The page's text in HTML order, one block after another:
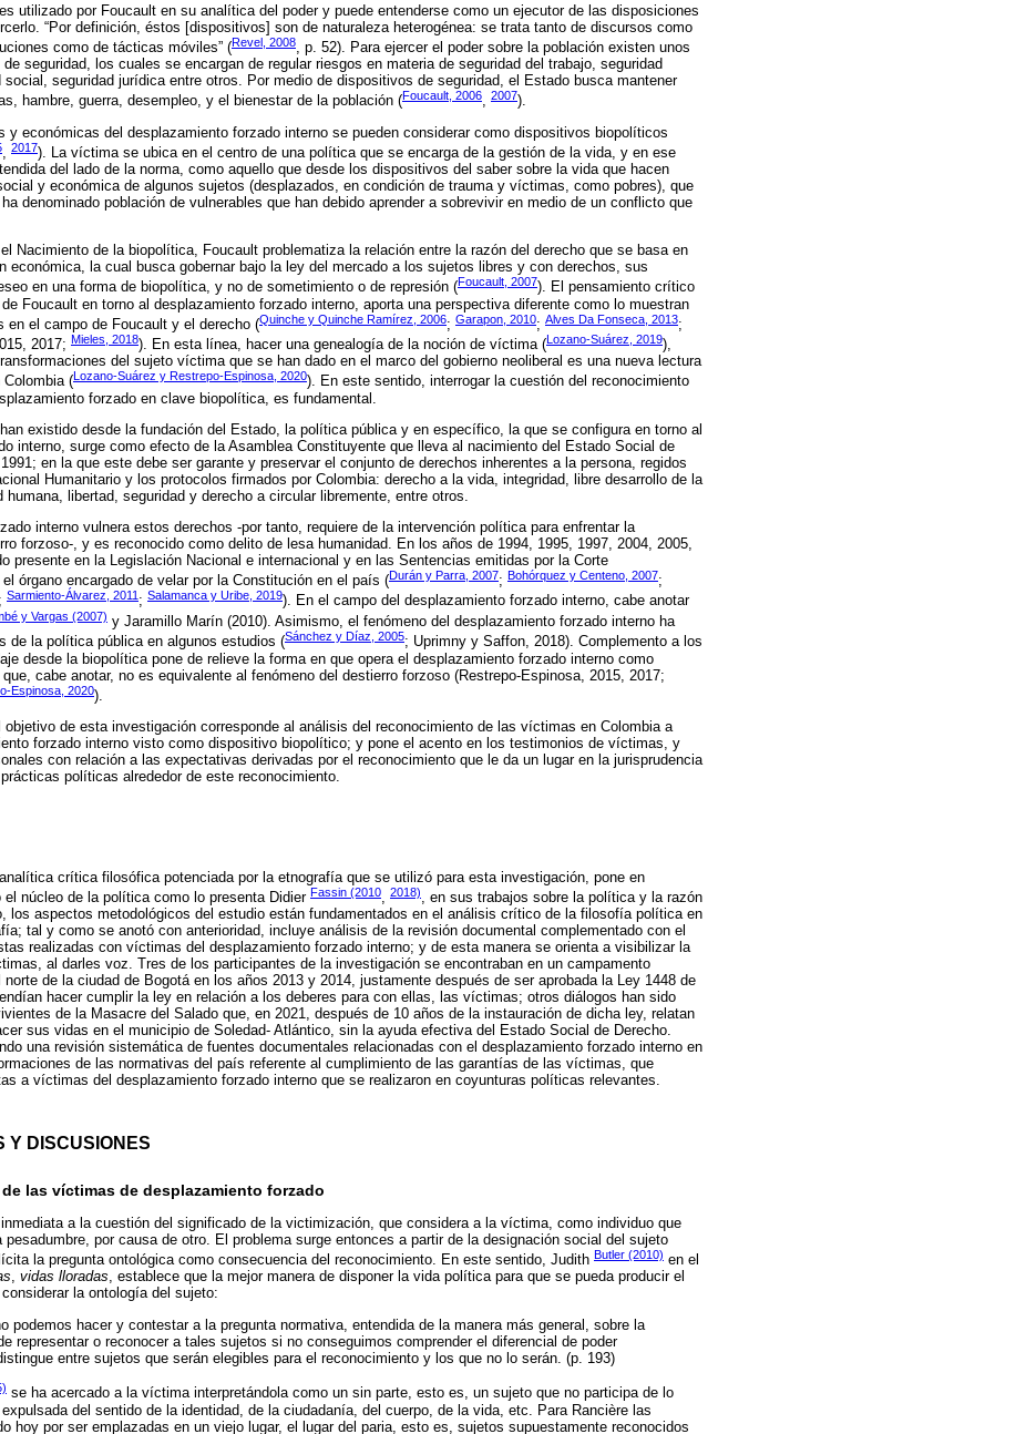
utilizado por Foucault en su analítica del poder y puede entenderse como un ejecutor de las disposiciones
“Por definición, éstos [dispositivos] son de naturaleza heterogénea: se trata tanto de discursos como
como de tácticas móviles” (Revel, 2008
, p. 52). Para ejercer el poder sobre la población existen unos
seguridad, los cuales se encargan de regular riesgos en materia de seguridad del trabajo, seguridad
social, seguridad jurídica entre otros. Por medio de dispositivos de seguridad, el Estado busca mantener
hambre, guerra, desempleo, y el bienestar de la población (Foucault, 2006, 2007).
y económicas del desplazamiento forzado interno se pueden considerar como dispositivos biopolíticos
2017). La víctima se ubica en el centro de una política que se encarga de la gestión de la vida, y en ese
del lado de la norma, como aquello que desde los dispositivos del saber sobre la vida que hacen
y económica de algunos sujetos (desplazados, en condición de trauma y víctimas, como pobres), que
denominado población de vulnerables que han debido aprender a sobrevivir en medio de un conflicto que
Nacimiento de la biopolítica, Foucault problematiza la relación entre la razón del derecho que se basa en
económica, la cual busca gobernar bajo la ley del mercado a los sujetos libres y con derechos, sus
en una forma de biopolítica, y no de sometimiento o de represión (Foucault, 2007). El pensamiento crítico
Foucault en torno al desplazamiento forzado interno, aporta una perspectiva diferente como lo muestran
en el campo de Foucault y el derecho (Quinche y Quinche Ramírez, 2006; Garapon, 2010; Alves Da Fonseca, 2013;
2017; Mieles, 2018). En esta línea, hacer una genealogía de la noción de víctima (Lozano-Suárez, 2019),
del sujeto víctima que se han dado en el marco del gobierno neoliberal es una nueva lectura
( Lozano-Suárez y Restrepo-Espinosa, 2020). En este sentido, interrogar la cuestión del reconocimiento
forzado en clave biopolítica, es fundamental.
existido desde la fundación del Estado, la política pública y en específico, la que se configura en torno al
interno, surge como efecto de la Asamblea Constituyente que lleva al nacimiento del Estado Social de
en la que este debe ser garante y preservar el conjunto de derechos inherentes a la persona, regidos
Humanitario y los protocolos firmados por Colombia: derecho a la vida, integridad, libre desarrollo de la
humana, libertad, seguridad y derecho a circular libremente, entre otros.
interno vulnera estos derechos -por tanto, requiere de la intervención política para enfrentar la
forzoso-, y es reconocido como delito de lesa humanidad. En los años de 1994, 1995, 1997, 2004, 2005,
presente en la Legislación Nacional e internacional y en las Sentencias emitidas por la Corte
órgano encargado de velar por la Constitución en el país (Durán y Parra, 2007; Bohórquez y Centeno, 2007;
; Sarmiento-Álvarez, 2011; Salamanca y Uribe, 2019). En el campo del desplazamiento forzado interno, cabe anotar
y Vargas (2007) y Jaramillo Marín (2010). Asimismo, el fenómeno del desplazamiento forzado interno ha
de la política pública en algunos estudios (Sánchez y Díaz, 2005; Uprimny y Saffon, 2018). Complemento a los
desde la biopolítica pone de relieve la forma en que opera el desplazamiento forzado interno como
cabe anotar, no es equivalente al fenómeno del destierro forzoso (Restrepo-Espinosa, 2015, 2017;
Espinosa, 2020).
objetivo de esta investigación corresponde al análisis del reconocimiento de las víctimas en Colombia a
forzado interno visto como dispositivo biopolítico; y pone el acento en los testimonios de víctimas, y
con relación a las expectativas derivadas por el reconocimiento que le da un lugar en la jurisprudencia
políticas alrededor de este reconocimiento.
crítica filosófica potenciada por la etnografía que se utilizó para esta investigación, pone en
núcleo de la política como lo presenta Didier Fassin (2010 2018)
, en sus trabajos sobre la política y la razón
los aspectos metodológicos del estudio están fundamentados en el análisis crítico de la filosofía política en
tal y como se anotó con anterioridad, incluye análisis de la revisión documental complementado con el
realizadas con víctimas del desplazamiento forzado interno; y de esta manera se orienta a visibilizar la
al darles voz. Tres de los participantes de la investigación se encontraban en un campamento
de la ciudad de Bogotá en los años 2013 y 2014, justamente después de ser aprobada la Ley 1448 de
hacer cumplir la ley en relación a los deberes para con ellas, las víctimas; otros diálogos han sido
de la Masacre del Salado que, en 2021, después de 10 años de la instauración de dicha ley, relatan
sus vidas en el municipio de Soledad- Atlántico, sin la ayuda efectiva del Estado Social de Derecho.
una revisión sistemática de fuentes documentales relacionadas con el desplazamiento forzado interno en
de las normativas del país referente al cumplimiento de las garantías de las víctimas, que
a víctimas del desplazamiento forzado interno que se realizaron en coyunturas políticas relevantes.
Y DISCUSIONES
las víctimas de desplazamiento forzado
a la cuestión del significado de la victimización, que considera a la víctima, como individuo que
pesadumbre, por causa de otro. El problema surge entonces a partir de la designación social del sujeto
la pregunta ontológica como consecuencia del reconocimiento. En este sentido, Judith Butler (2010) en el
, vidas lloradas, establece que la mejor manera de disponer la vida política para que se pueda producir el
la ontología del sujeto:
podemos hacer y contestar a la pregunta normativa, entendida de la manera más general, sobre la
representar o reconocer a tales sujetos si no conseguimos comprender el diferencial de poder
entre sujetos que serán elegibles para el reconocimiento y los que no lo serán. (p. 193)
se ha acercado a la víctima interpretándola como un sin parte, esto es, un sujeto que no participa de lo
del sentido de la identidad, de la ciudadanía, del cuerpo, de la vida, etc. Para Rancière las
hoy por ser emplazadas en un viejo lugar, el lugar del paria, esto es, sujetos supuestamente reconocidos